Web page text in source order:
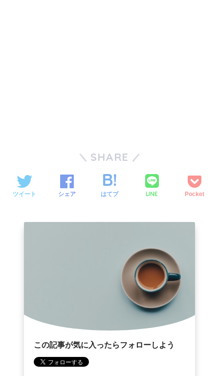
SHARE
ツイート シェア はてブ LINE Pocket
この記事が気に入ったらフォローしよう